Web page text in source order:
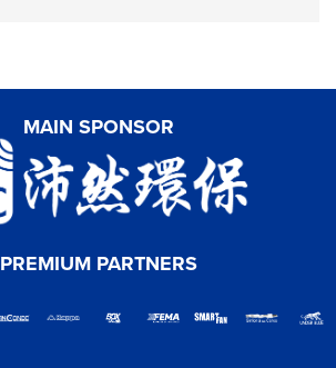
MAIN SPONSOR
PREMIUM PARTNERS